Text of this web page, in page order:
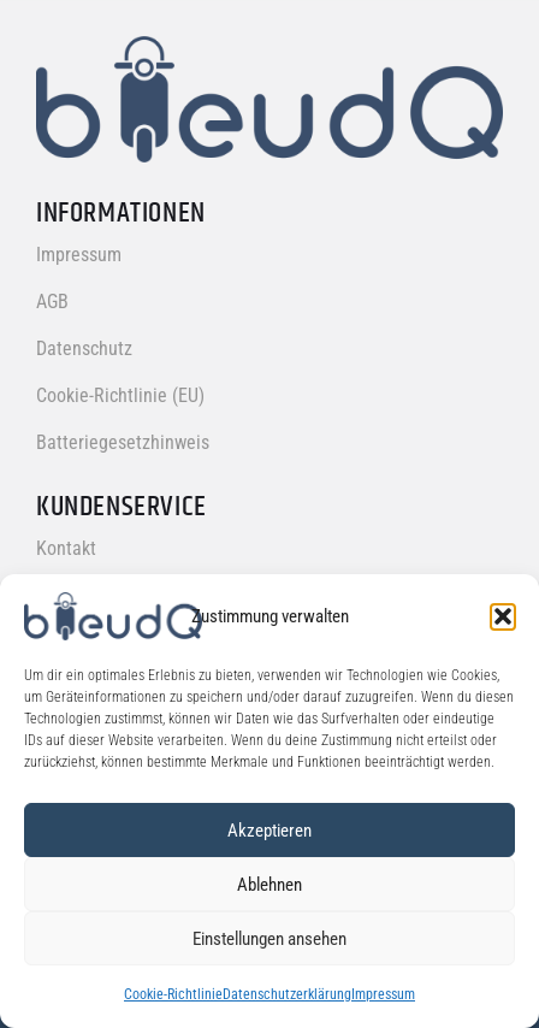
Zustimmung verwalten
Um dir ein optimales Erlebnis zu bieten, verwenden wir Technologien wie Cookies,
um Geräteinformationen zu speichern und/oder darauf zuzugreifen. Wenn du diesen
Technologien zustimmst, können wir Daten wie das Surfverhalten oder eindeutige
IDs auf dieser Website verarbeiten. Wenn du deine Zustimmung nicht erteilst oder
zurückziehst, können bestimmte Merkmale und Funktionen beeinträchtigt werden.
Akzeptieren
Ablehnen
Einstellungen ansehen
Cookie-RichtlinieDatenschutzerklärung Impressum
INFORMATIONEN
Impressum
AGB
Datenschutz
Cookie-Richtlinie (EU)
Batteriegesetzhinweis
KUNDENSERVICE
Kontakt
FAQ's
ONLINESHOP
Versand
Zahlungsarten